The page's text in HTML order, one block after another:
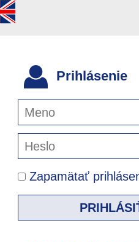
Prihlásenie
Zapamätať